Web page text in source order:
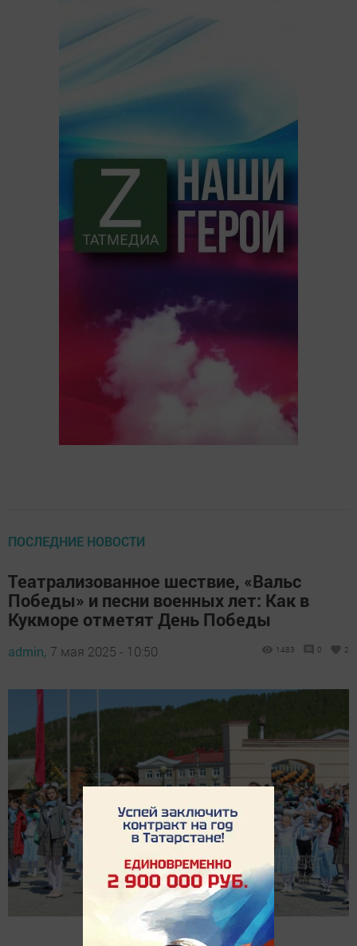
ПОСЛЕДНИЕ НОВОСТИ
Театрализованное шествие, «Вальс
Победы» и песни военных лет: Как в
Кукморе отметят День Победы
admin, 7 мая 2025 - 10:50 1483 0 2